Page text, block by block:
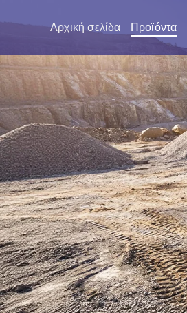
Αρχική σελίδα Προϊόντα